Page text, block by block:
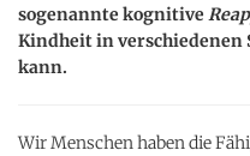
sogenannte kognitive
Kindheit in
kann.
Wir Menschen haben die